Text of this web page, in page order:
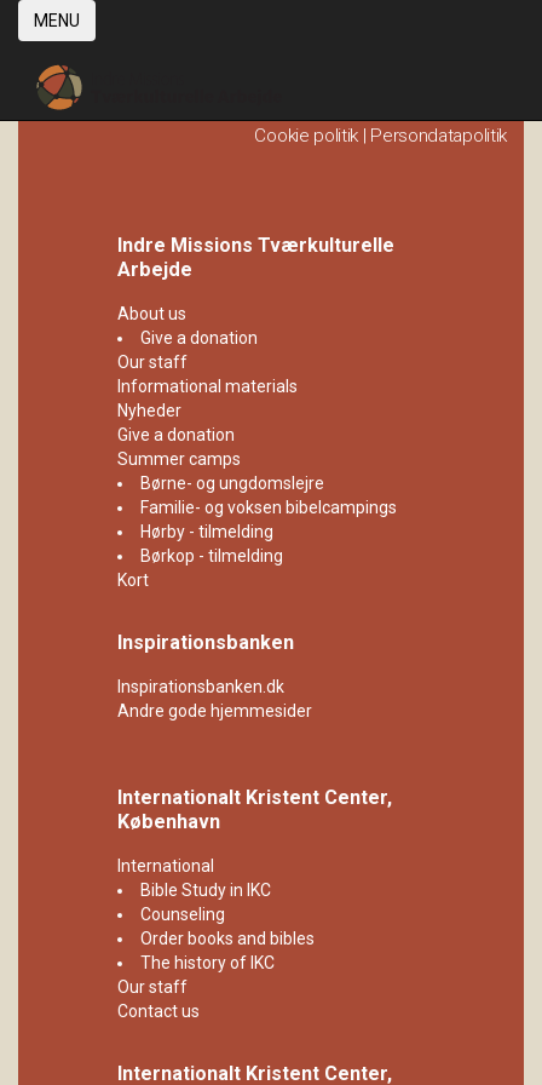
MENU
Cookie politik Persondatapolitik
Indre Missions Tværkulturelle
Arbejde
About us
Give a donation
Our staff
Informational materials
Nyheder
Give a donation
Summer camps
Børne- og ungdomslejre
Familie- og voksen bibelcampings
Hørby - tilmelding
Børkop - tilmelding
Kort
Inspirationsbanken
Inspirationsbanken.dk
Andre gode hjemmesider
Internationalt Kristent Center,
København
International
Bible Study in IKC
Counseling
Order books and bibles
The history of IKC
Our staff
Contact us
Internationalt Kristent Center,